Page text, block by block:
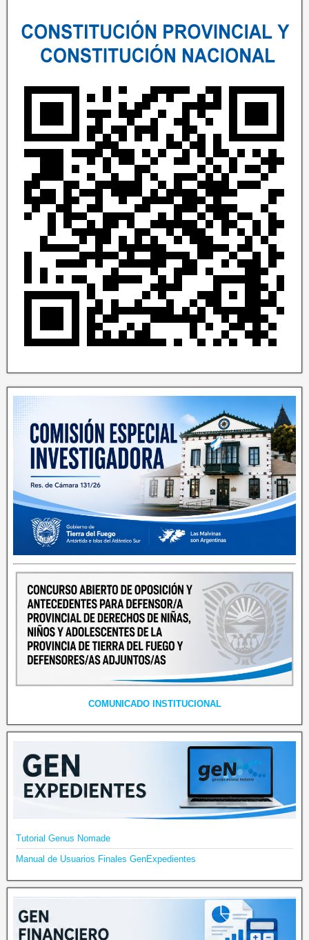
COMUNICADO INSTITUCIONAL
Tutorial Genus Nomade
Manual de Usuarios Finales GenExpedientes